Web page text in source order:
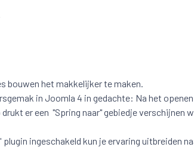
bouwen het makkelijker te maken.
in Joomla 4 in gedachte: Na het
er een "Spring naar" gebiedje verschijnen
ingeschakeld kun je ervaring uitbreiden